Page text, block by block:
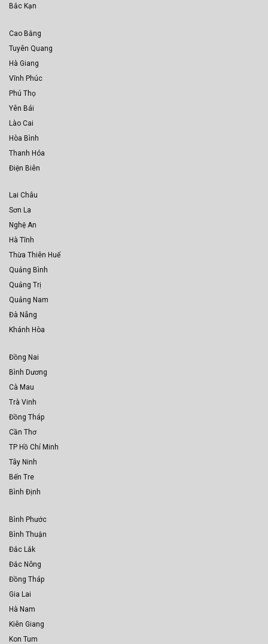
Bắc Kạn
Cao Bằng
Tuyên Quang
Hà Giang
Vĩnh Phúc
Phú Thọ
Yên Bái
Lào Cai
Hòa Bình
Thanh Hóa
Điện Biên
Lai Châu
Sơn La
Nghệ An
Hà Tĩnh
Thừa Thiên Huế
Quảng Bình
Quảng Trị
Quảng Nam
Đà Nẵng
Khánh Hòa
Đồng Nai
Bình Dương
Cà Mau
Trà Vinh
Đồng Tháp
Cần Thơ
TP Hồ Chí Minh
Tây Ninh
Bến Tre
Bình Định
Bình Phước
Bình Thuận
Đắc Lắk
Đắc Nông
Đồng Tháp
Gia Lai
Hà Nam
Kiên Giang
Kon Tum